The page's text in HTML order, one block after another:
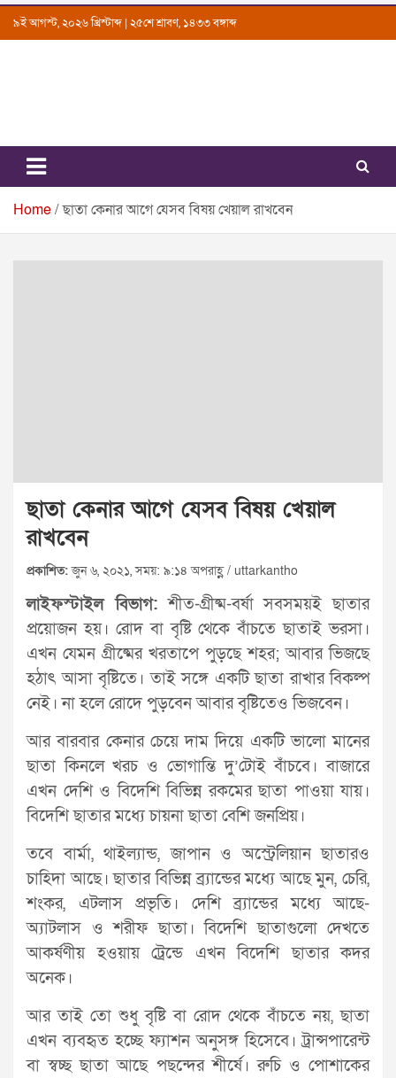
Skip৯ই আগস্ট, ২০২৬ খ্রিস্টাব্দ | ২৫শে শ্রাবণ, ১৪৩৩ বঙ্গাব্দ
Uttarkantho
News Portal
Home ছাতা কেনার আগে যেসব বিষয় খেয়াল রাখবেন
ছাতা কেনার আগে যেসব বিষয় খেয়াল
রাখবেন
প্রকাশিত:জুন ৬, ২০২১, সময়: ৯:১৪ অপরাহ্ণ / uttarkantho
লাইফস্টাইল বিভাগ:শীত-গ্রীষ্ম-বর্ষা সবসময়ই ছাতার
প্রয়োজন হয়। রোদ বা বৃষ্টি থেকে বাঁচতে ছাতাই ভরসা।
এখন যেমন গ্রীষ্মের খরতাপে পুড়ছে শহর; আবার ভিজছে
হঠাৎ আসা বৃষ্টিতে। তাই সঙ্গে একটি ছাতা রাখার বিকল্প
নেই। না হলে রোদে পুড়বেন আবার বৃষ্টিতেও ভিজবেন।
আর বারবার কেনার চেয়ে দাম দিয়ে একটি ভালো মানের
ছাতা কিনলে খরচ ও ভোগান্তি দু’টোই বাঁচবে। বাজারে
এখন দেশি ও বিদেশি বিভিন্ন রকমের ছাতা পাওয়া যায়।
বিদেশি ছাতার মধ্যে চায়না ছাতা বেশি জনপ্রিয়।
তবে বার্মা, থাইল্যান্ড, জাপান ও অস্ট্রেলিয়ান ছাতারও
চাহিদা আছে। ছাতার বিভিন্ন ব্র্যান্ডের মধ্যে আছে মুন, চেরি,
শংকর, এটলাস প্রভৃতি। দেশি ব্র্যান্ডের মধ্যে আছে-
অ্যাটলাস ও শরীফ ছাতা। বিদেশি ছাতাগুলো দেখতে
আকর্ষণীয় হওয়ায় ট্রেন্ডে এখন বিদেশি ছাতার কদর
অনেক।
আর তাই তো শুধু বৃষ্টি বা রোদ থেকে বাঁচতে নয়, ছাতা
এখন ব্যবহৃত হচ্ছে ফ্যাশন অনুসঙ্গ হিসেবে। ট্রান্সপারেন্ট
বা স্বচ্ছ ছাতা আছে পছন্দের শীর্ষে। রুচি ও পোশাকের